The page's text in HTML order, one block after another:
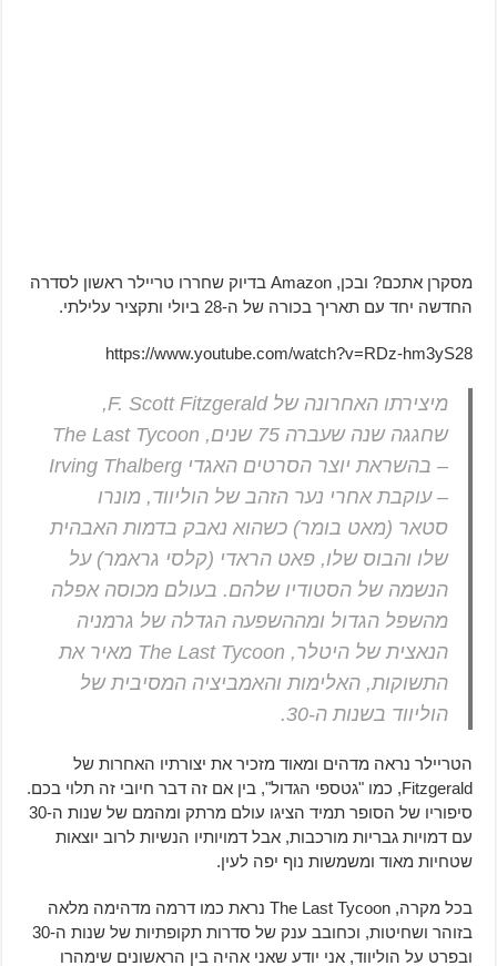
מסקרן אתכם? ובכן, Amazon בדיוק שחררו טריילר ראשון לסדרה
החדשה יחד עם תאריך בכורה של ה-28 ביולי ותקציר עלילתי.
https://www.youtube.com/watch?v=RDz-hm3yS28
מיצירתו האחרונה של F. Scott Fitzgerald,
שחגגה שנה שעברה 75 שנים, The Last Tycoon
– בהשראת יוצר הסרטים האגדי Irving Thalberg
– עוקבת אחרי נער הזהב של הוליווד, מונרו
סטאר (מאט בומר) כשהוא נאבק בדמות האבהית
שלו והבוס שלו, פאט הראדי (קלסי גראמר) על
הנשמה של הסטודיו שלהם. בעולם מכוסה אפלה
מהשפל הגדול ומההשפעה הגדלה של גרמניה
הנאצית של היטלר, The Last Tycoon מאיר את
התשוקות, האלימות והאמביציה המסיבית של
הוליווד בשנות ה-30.
הטריילר נראה מדהים ומאוד מזכיר את יצורתיו האחרות של
Fitzgerald, כמו "גטספי הגדול", בין אם זה דבר חיובי זה תלוי בכם.
סיפוריו של הסופר תמיד הציגו עולם מרתק ומהמם של שנות ה-30
עם דמויות גבריות מורכבות, אבל דמויותיו הנשיות לרוב יוצאות
שטחיות מאוד ומשמשות נוף יפה לעין.
בכל מקרה, The Last Tycoon נראת כמו דרמה מדהימה מלאה
בזוהר ושחיטות, וכחובב ענק של סדרות תקופתיות של שנות ה-30
ובפרט על הוליווד, אני יודע שאני אהיה בין הראשונים שימהרו